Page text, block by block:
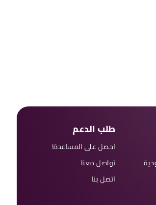
طلب الدعم
احصل على المساعدة!
تواصل معنا
اتصل بنا